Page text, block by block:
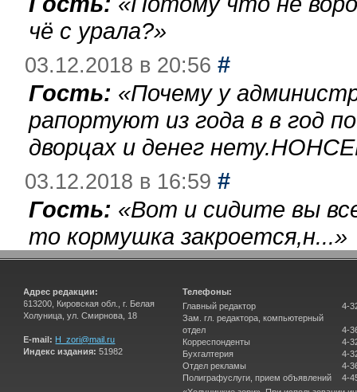
чё с урала?»
03.12.2018 в 20:56 #
Гость: «Почему у
рапортуют из года в в год
дворцах и денег
03.12.2018 в 16:59 #
Гость: «Вот и сидите вы
то кормушка закроется,н...»
Адрес редакции:
613200, Кировская обл., г. Белая
Холуница, ул. Смирнова, 18
E-mail: H_zori@mail.ru
Индекс издания: 51982
Телефоны:
Главный редактор
Зам. гл. редактора, компьютерный
отдел
Корреспонденты
Бухгалтерия
Отдел рекламы
Полиграфуслуги, прием объявлений
4-
4-
4-
4-
4-
4-